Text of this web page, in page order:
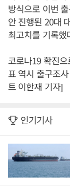
방식으로 이번
안 진행된 20대
최고치를 기록했
코로나19 확진
표 역시 출구조
트 이한재 기자]
인기기사